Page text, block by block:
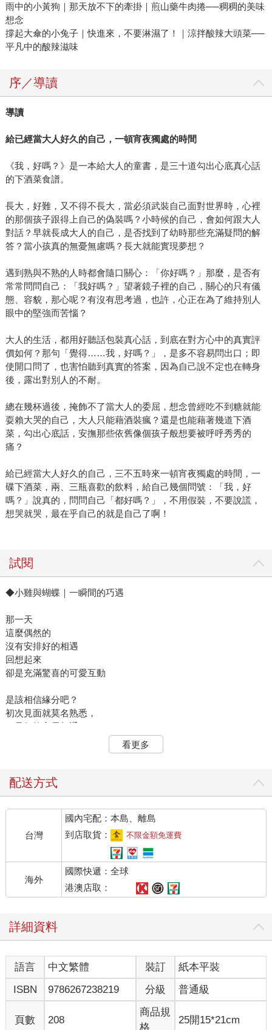
雨中的小黃狗｜那天放不下的牽掛｜煎山藥牛肉捲──稠稠的美味
想念
撐起大傘的小兔子｜快進來，不要淋濕了！｜涼拌酸辣大頭菜──
平凡中的酸辣滋味
序／導讀
導讀
給已經當大人好久的自己，一頓宵夜獨處的時間
《我，好嗎？》是一本給大人的童書，是三十道勾出心底真心話
的下酒菜食譜。
長大，好難，又不得不長大，當必須武裝自己面對世界時，心裡
的那個孩子跟得上自己的偽裝嗎？小時候的自己，會如何跟大人
對話？早就長成大人的自己，是否找到了幼時那些充滿疑問的解
答？當小孩真的無憂無慮嗎？長大就能實現夢想？
遇到熟與不熟的人時都會隨口關心：「你好嗎？」那麼，是否有
常常問問自己：「我好嗎？」望著鏡子裡的自己，關心的只有儀
態、容貌，那心呢？有沒有思考過，也許，心正在為了維持別人
眼中的堅強而苦惱？
大人的生活，都用好聽話包裝真心話，到底在對方心中的真實評
價如何？那句「覺得……我，好嗎？」，是多不容易問出口；即
使開口問了，也害怕聽到真實的答案，因為自己說不定也在轉身
後，露出對別人的不耐。
總在幾杯過後，掩飾不了當大人的委屈，想念曾經吃不到糖就能
耍賴大哭的自己，大人只能藉酒裝瘋？還是也能藉著幾道下酒
菜，勾出心底話，安撫那些依舊像個孩子般想要被呼呼秀秀的
痛？
給已經當大人好久的自己，三不五時來一頓宵夜獨處的時間，一
碟下酒菜，兩、三瓶喜歡的飲料，給自己幾個問號：「我，好
嗎？」說真的，問問自己「都好嗎？」，不用假裝，不要說謊，
想哭就哭，最在乎自己的就是自己了啊！
試閱
◆小雞與蝴蝶｜一瞬間的巧遇
那一天
這麼偶然的
沒有安排好的相遇
回想起來
卻是充滿驚喜的可愛互動
是該相信緣分吧？
初次見面就莫名熟悉，
一見如故心靈相通，
一見鍾情的美好，是難忘的、特別的。
不是強求就可以留下每種感情。
能默契地說出同一句話，
迷上一樣的影集和偶像，
連肚子咕嚕叫的時刻都能一樣；
一切的理所當然變得強人所難，
相敬如賓的環境瀰漫著尷尬的空氣，
那些巧合，曾經的不期而遇，
在分開之後，
即使是彼此最常經過的路口，
怎麼就再也遇不到了呢？
如果，當時就知道緣分是有保存期限，
那會不會更小心翼翼地保護好？
◆那些狗狗貓貓啊｜村子裡的小夥伴
人不親土親
看更多
配送方式
台灣
國內宅配：本島、離島
到店取貨：
不限金額免運費
海外
國際快遞：全球
港澳店取：
詳細資料
語言 中文繁體 裝訂
紙本平裝
ISBN
9786267238219 分級 普通級
頁數 208
商品規
格
25開15*21cm